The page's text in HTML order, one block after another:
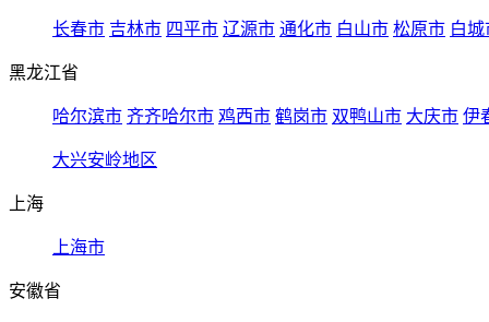
长春市 吉林市 四平市 辽源市 通化市 白山市 松原市 白城
黑龙江省
哈尔滨市 齐齐哈尔市 鸡西市 鹤岗市 双鸭山市 大庆市 伊
大兴安岭地区
上海
上海市
安徽省